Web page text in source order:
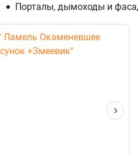
Порталы, дымоходы и